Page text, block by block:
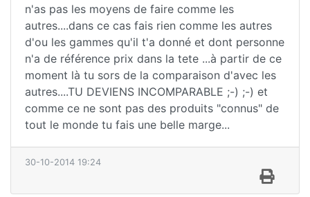
n'as pas les moyens de faire comme les
autres....dans ce cas fais rien comme les autres
d'ou les gammes qu'il t'a donné et dont personne
n'a de référence prix dans la tete ...à partir de ce
moment là tu sors de la comparaison d'avec les
autres....TU DEVIENS INCOMPARABLE ;-) ;-) et
comme ce ne sont pas des produits "connus" de
tout le monde tu fais une belle marge...
30-10-2014 19:24